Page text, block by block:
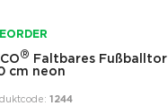
®
Faltbares Fußballtor
cm neon
1244